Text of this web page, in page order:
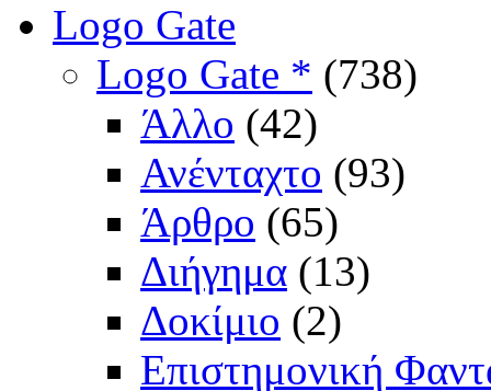
Logo Gate
Logo Gate * (738)
Άλλο (42)
Ανένταχτο (93)
Άρθρο (65)
Διήγημα (13)
Δοκίμιο (2)
Επιστημονική